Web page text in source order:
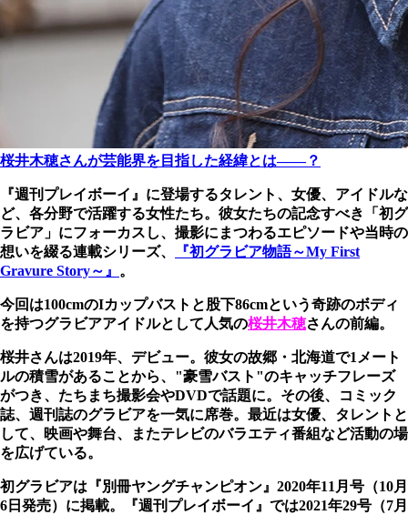
桜井木穂さんが芸能界を目指した経緯とは――？
『週刊プレイボーイ』に登場するタレント、女優、アイドルな
ど、各分野で活躍する女性たち。彼女たちの記念すべき「初グ
ラビア」にフォーカスし、撮影にまつわるエピソードや当時の
想いを綴る連載シリーズ、
『初グラビア物語～My First
Gravure Story～』 。
今回は100cmのIカップバストと股下86cmという奇跡のボディ
を持つグラビアアイドルとして人気の桜井木穂さんの前編。
桜井さんは2019年、デビュー。彼女の故郷・北海道で1メート
ルの積雪があることから、"豪雪バスト"のキャッチフレーズ
がつき、たちまち撮影会やDVDで話題に。その後、コミック
誌、週刊誌のグラビアを一気に席巻。最近は女優、タレントと
して、映画や舞台、またテレビのバラエティ番組など活動の場
を広げている。
初グラビアは『別冊ヤングチャンピオン』2020年11月号（10月
6日発売）に掲載。『週刊プレイボーイ』では2021年29号（7月